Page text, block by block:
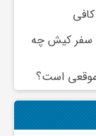
سفر کیش چه
است؟